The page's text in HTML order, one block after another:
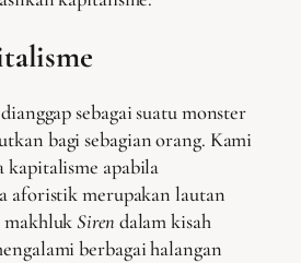
sebagai suatu monster
bagi sebagian orang. Kami
kapitalisme apabila
aforistik merupakan lautan
makhlukSiren dalam kisah
berbagai halangan